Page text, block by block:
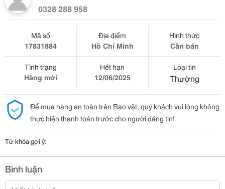
0328 288 958
Mã số
17831884
Địa điểm
Hồ Chí Minh
Hình thức
Cần bán
Tình trạng
Hàng mới
Hết hạn
12/06/2025
Loại tin
Thường
Để mua hàng an toàn trên Rao vặt, quý khách vui lòng không
thực hiện thanh toán trước cho người đăng tin!
Từ khóa gợi ý:
Bình luận